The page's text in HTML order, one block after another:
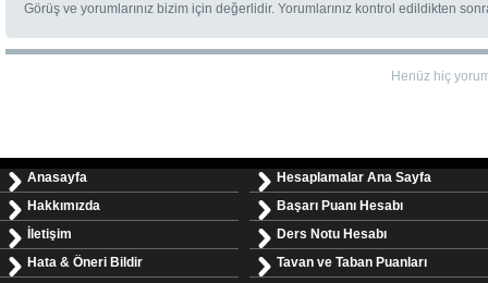
Görüş ve yorumlarınız bizim için değerlidir. Yorumlarınız kontrol edildikten
Henüz hiç
Anasayfa
Hakkımızda
İletişim
Hata & Öneri Bildir
Hesaplamalar Ana Sayfa
Başarı Puanı Hesabı
Ders Notu Hesabı
Tavan ve Taban Puanları